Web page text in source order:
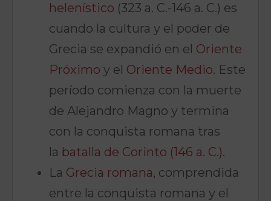
helenístico (323 a. C.-146 a. C.) es
cuando la cultura y el poder de
Grecia se expandió en el Oriente
Próximo y el Oriente Medio. Este
período comienza con la muerte
de Alejandro Magno y termina
con la conquista romana tras
la batalla de Corinto (146 a. C.).
La Grecia romana, comprendida
entre la conquista romana y el